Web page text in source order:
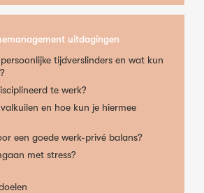
uitdagingen
tijdverslinders en wat kun
te werk?
en hoe kun je hiermee
een goede werk-privé balans?
met stress?